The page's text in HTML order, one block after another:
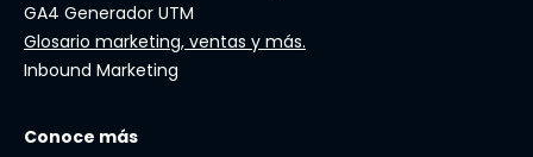
GA4 Generador UTM
Glosario marketing, ventas y más.
Inbound Marketing
Conoce más